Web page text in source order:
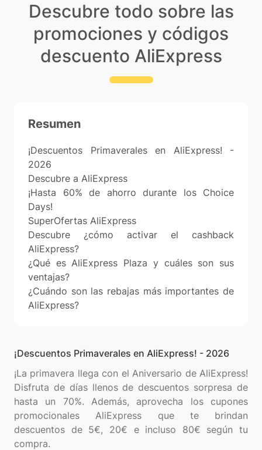
Descubre todo sobre las
promociones y códigos
descuento AliExpress
Resumen
¡Descuentos Primaverales en AliExpress! -
2026
Descubre a AliExpress
¡Hasta 60% de ahorro durante los Choice
Days!
SuperOfertas AliExpress
Descubre ¿cómo activar el cashback
AliExpress?
¿Qué es AliExpress Plaza y cuáles son sus
ventajas?
¿Cuándo son las rebajas más importantes de
AliExpress?
¡Descuentos Primaverales en AliExpress! - 2026
¡La primavera llega con el Aniversario de AliExpress!
Disfruta de días llenos de descuentos sorpresa de
hasta un 70%. Además, aprovecha los cupones
promocionales AliExpress que te brindan
descuentos de 5€, 20€ e incluso 80€ según tu
compra.